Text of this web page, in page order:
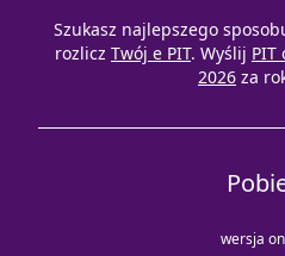
Szukasz najlepszego
rozlicz Twój e PIT. Wyślij PIT
2026 za
wersja